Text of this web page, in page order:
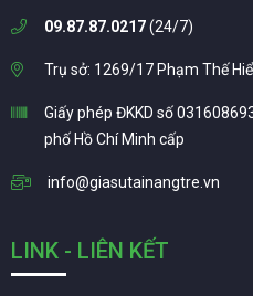
09.87.87.0217(24/7)
Trụ sở: 1269/17 Phạm Thế
Giấy phép ĐKKD số
phố Hồ Chí Minh cấp
info@giasutainangtre.vn
LINK - LIÊN KẾT